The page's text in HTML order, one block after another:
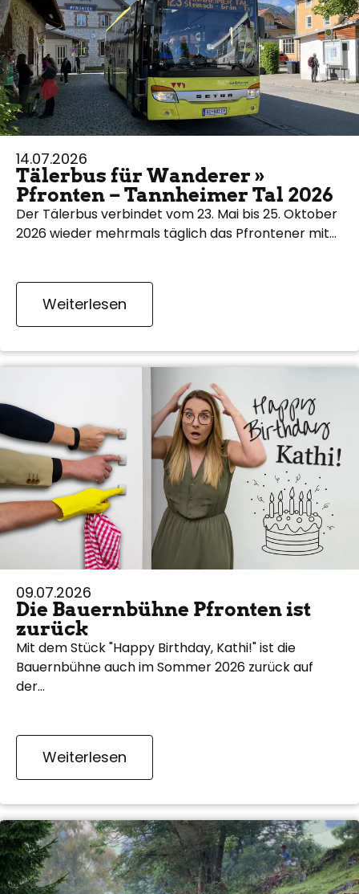
14.07.2026
Tälerbus für Wanderer »
Pfronten – Tannheimer Tal 2026
Der Tälerbus verbindet vom 23. Mai bis 25. Oktober
2026 wieder mehrmals täglich das Pfrontener mit…
Weiterlesen
09.07.2026
Die Bauernbühne Pfronten ist
zurück
Mit dem Stück "Happy Birthday, Kathi!" ist die
Bauernbühne auch im Sommer 2026 zurück auf
der…
Weiterlesen